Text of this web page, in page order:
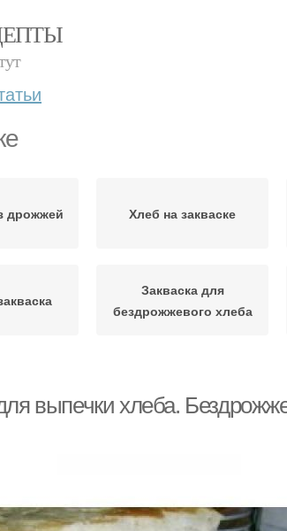
дрожжей Хлеб на закваске
Закваска для
бездрожжевого хлеба
выпечки хлеба.